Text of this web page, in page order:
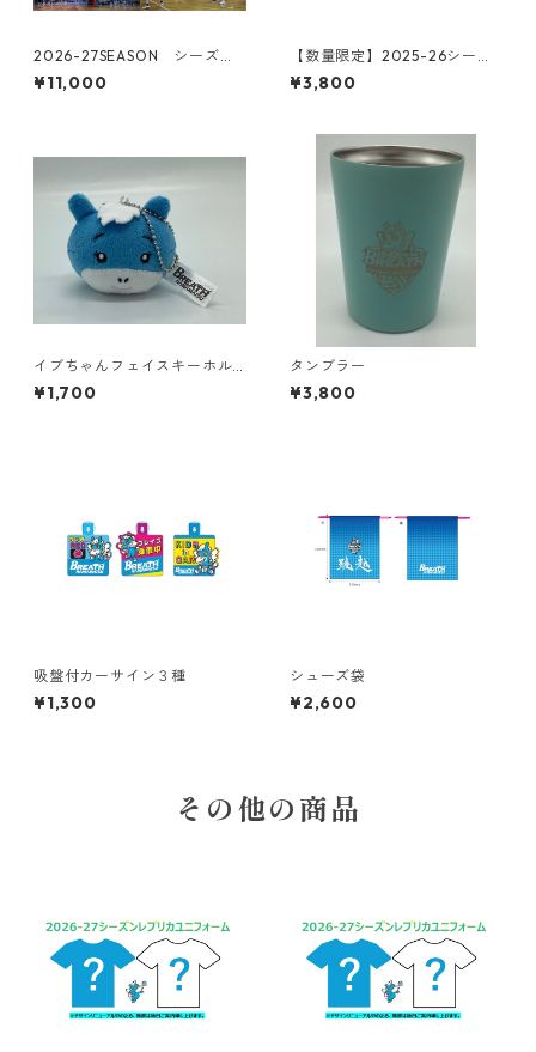
2026-27SEASON シーズン
シート
¥11,000
【数量限定】2025-26シーズ
ン オフィシャルイヤーブック
¥3,800
イブちゃんフェイスキーホル
ダー
¥1,700
タンブラー
¥3,800
吸盤付カーサイン３種
¥1,300
シューズ袋
¥2,600
その他の商品